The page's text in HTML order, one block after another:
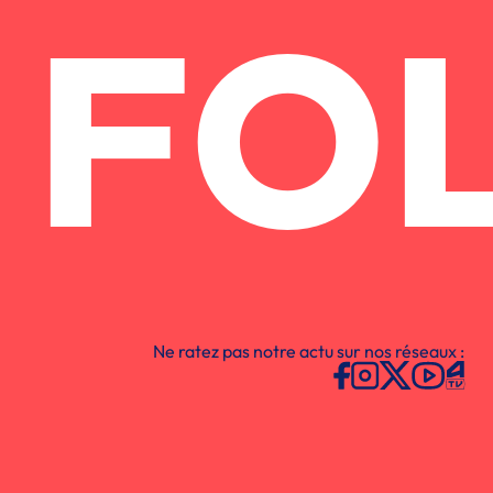
Ne ratez pas notre actu sur nos réseaux :